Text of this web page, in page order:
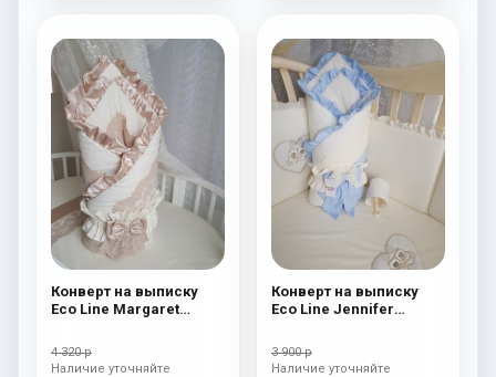
Конверт на выписку
Eco Line Margaret
4 320 р
Наличие уточняйте
Конверт на выписку
Eco Line Jennifer
3 900 р
Наличие уточняйте